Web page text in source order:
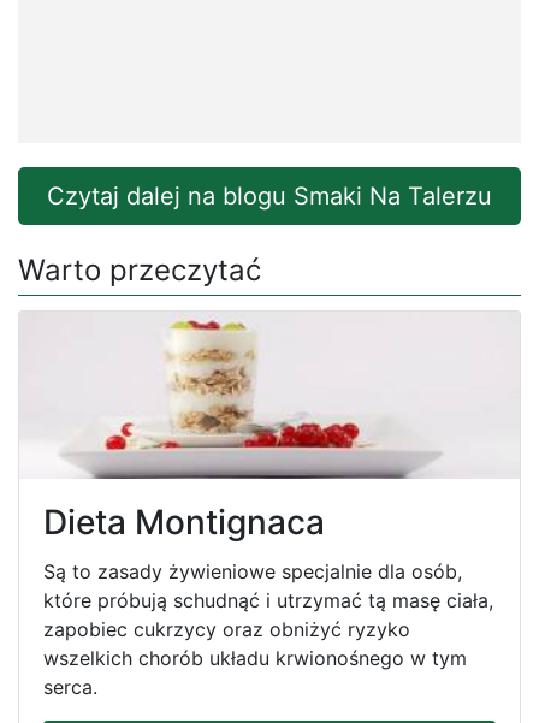
Czytaj dalej na blogu Smaki Na Talerzu
Warto przeczytać
Dieta Montignaca
Są to zasady żywieniowe specjalnie dla osób,
które próbują schudnąć i utrzymać tą masę ciała,
zapobiec cukrzycy oraz obniżyć ryzyko
wszelkich chorób układu krwionośnego w tym
serca.